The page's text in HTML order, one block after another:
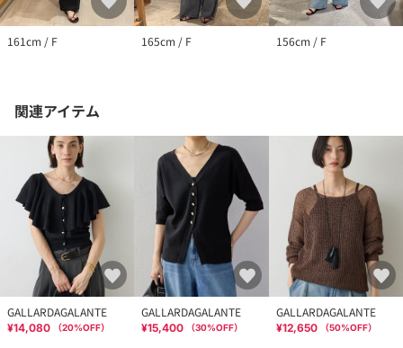
161cm / F 165cm / F 156cm / F
関連アイテム
GALLARDAGALANTE
¥14,080 （20%OFF）
GALLARDAGALANTE
¥15,400 （30%OFF）
GALLARDAGALANTE
¥12,650 （50%OFF）